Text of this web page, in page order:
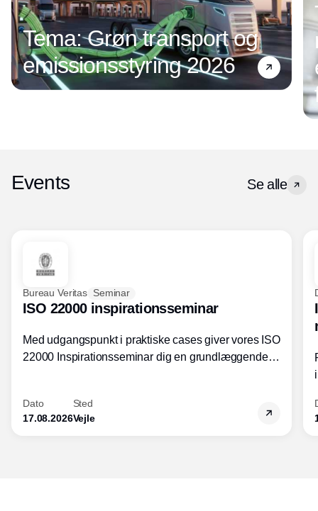
Tema: Grøn transport og
emissionsstyring 2026
Events Se alle
Bureau Veritas Seminar
ISO 22000 inspirationsseminar
Med udgangspunkt i praktiske cases giver vores ISO
22000 Inspirationsseminar dig en grundlæggende
fødevarestandardens integration med andre
standarder.
Dato
17.08.2026
Sted
Vejle